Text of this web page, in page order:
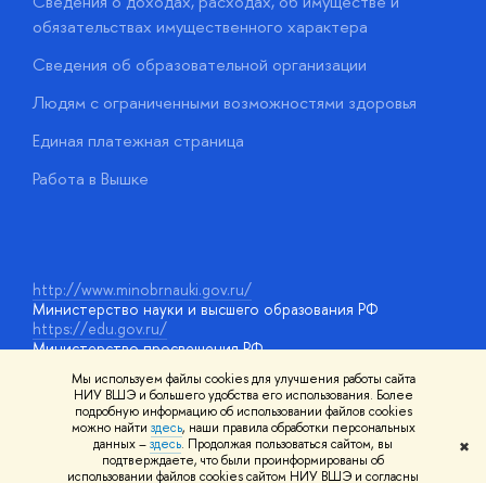
Мы используем файлы cookies для улучшения работы сайта
НИУ ВШЭ и большего удобства его использования. Более
подробную информацию об использовании файлов cookies
можно найти здесь, наши правила обработки персональных
данных –здесь. Продолжая пользоваться сайтом, вы
подтверждаете, что были проинформированы об
использовании файлов cookies сайтом НИУ ВШЭ и согласны
✖
обязательствах имущественного характера
Сведения об образовательной организации
Людям с ограниченными возможностями здоровья
Единая платежная страница
Работа в Вышке
http://www.minobrnauki.gov.ru/
Министерство науки и высшего образования РФ
https://edu.gov.ru/
Министерство просвещения РФ
Массовые открытые онлайн-курсы
© НИУ ВШЭ 1993–2026 Адреса и контактыУсловия
использования материалов Политика конфиденциальности